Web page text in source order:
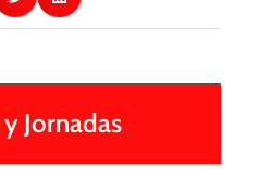
Jornadas